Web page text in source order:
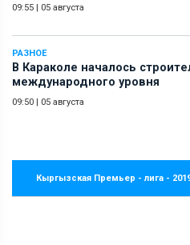
09:55 | 05 августа
РАЗНОЕ
В Караколе началось
международного уровня
09:50 | 05 августа
Кыргызская Премьер - лига -